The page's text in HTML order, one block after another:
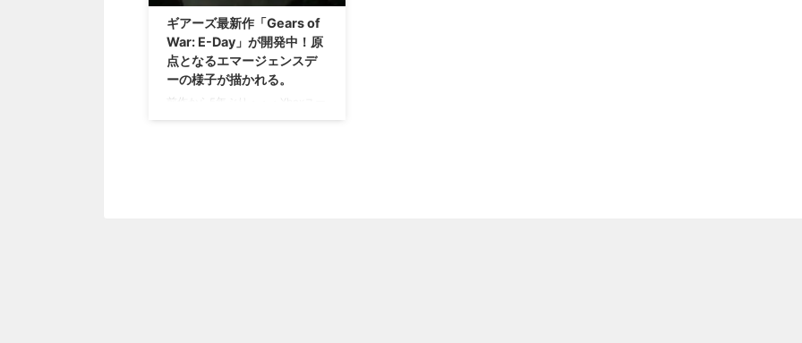
ギアーズ最新作「Gears of
War: E-Day」が開発中！原
点となるエマージェンスデ
ーの様子が描かれる。
前作から5年ぶり・・・Xboxユー